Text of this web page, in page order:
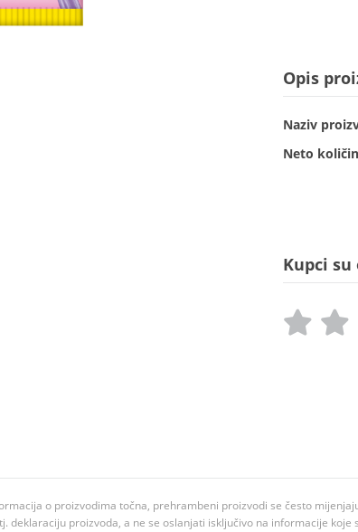
Opis
Naziv
Neto
Kupci
o proizvodima točna, prehrambeni proizvodi se često
proizvoda, a ne se oslanjati isključivo na informacije koje